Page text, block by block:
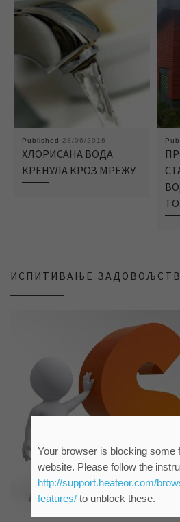
Published 28/06/2016
ХЛОРИСАНА ВОДА
КРЕНУЛА КРОЗ МРЕЖУ
ИСПИТИВАЊЕ
Your browser is blocking some
website. Please follow the
http://support.heateor.com/
features/to unblock these.